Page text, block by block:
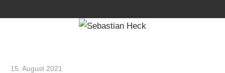
15. August 2021